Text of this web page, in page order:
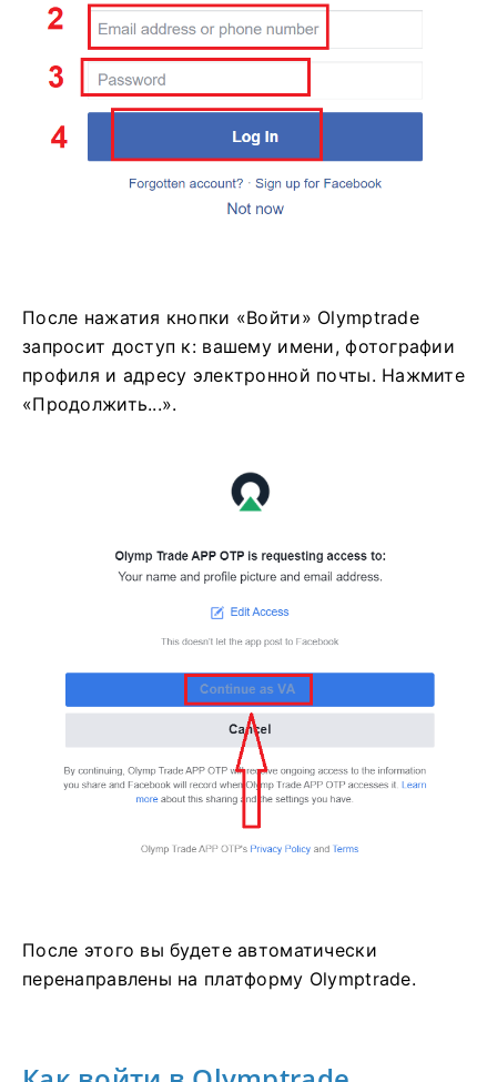
После нажатия кнопки «Войти» Olymptrade
запросит доступ к: вашему имени, фотографии
профиля и адресу электронной почты. Нажмите
«Продолжить...».
После этого вы будете автоматически
перенаправлены на платформу Olymptrade.